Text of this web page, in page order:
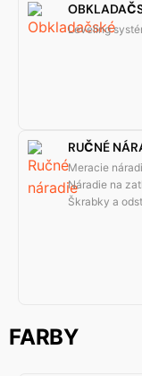
Leveling
RUČNÉ
Meracie
Náradie na
Škrabky a
FARBY